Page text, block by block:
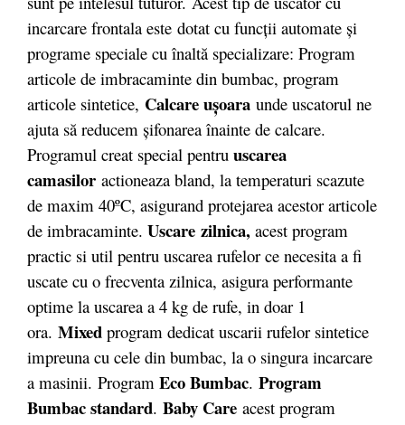
incarcare frontala este dotat cu funcţii automate şi
programe speciale cu înaltă specializare: Program
articole de imbracaminte din bumbac, program
articole sintetice, Calcare uşoara unde uscatorul ne
ajuta să reducem şifonarea înainte de calcare.
Programul creat special pentru uscarea
camasilor actioneaza bland, la temperaturi scazute
de maxim 40ºC, asigurand protejarea acestor articole
de imbracaminte. Uscare zilnica, acest program
practic si util pentru uscarea rufelor ce necesita a fi
uscate cu o frecventa zilnica, asigura performante
optime la uscarea a 4 kg de rufe, in doar 1
ora. Mixed program dedicat uscarii rufelor sintetice
impreuna cu cele din bumbac, la o singura incarcare
a masinii. Program Eco Bumbac. Program
Bumbac standard. Baby Care acest program